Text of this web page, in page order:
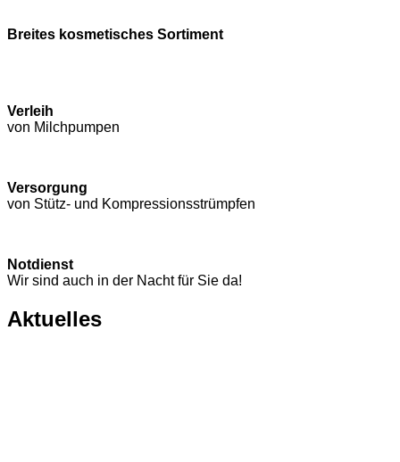
Breites kosmetisches Sortiment
Verleih
von Milchpumpen
Versorgung
von Stütz- und Kompressions­strümpfen
Notdienst
Wir sind auch in der Nacht für Sie da!
Aktuelles